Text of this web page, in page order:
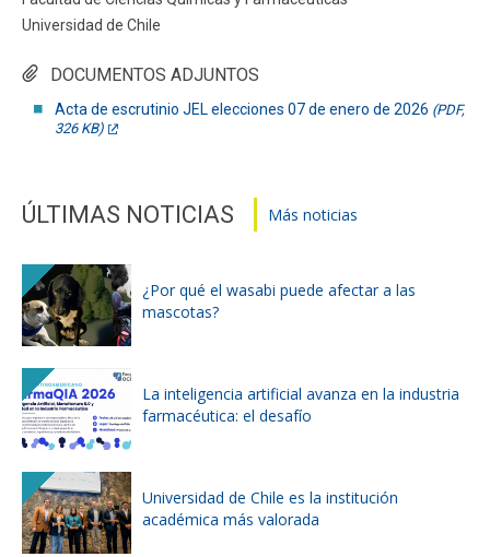
DOCUMENTOS ADJUNTOS
Acta de escrutinio JEL elecciones 07 de enero de 2026 (PDF,
326 KB)
Universidad de Chile
ÚLTIMAS NOTICIAS Más noticias
¿Por qué el wasabi puede afectar a las
mascotas?
La inteligencia artificial avanza en la industria
farmacéutica: el desafío
Universidad de Chile es la institución
académica más valorada